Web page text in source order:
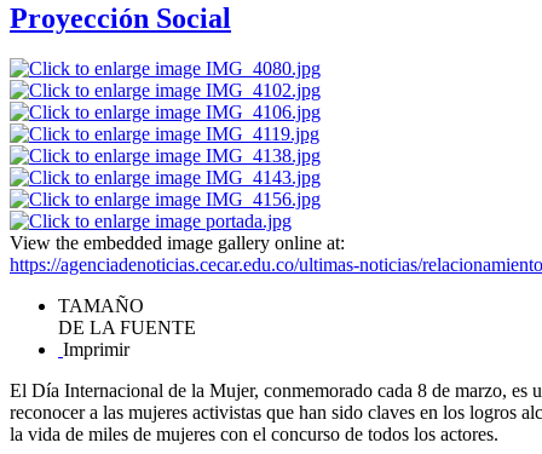
Proyección Social
View the embedded image gallery online at:
https://agenciadenoticias.cecar.edu.co/ultimas-noticias/
TAMAÑO
DE LA FUENTE
Imprimir
El Día Internacional de la Mujer, conmemorado cada 8 de marzo,
reconocer a las mujeres activistas que han sido claves en los logros
la vida de miles de mujeres con el concurso de todos los actores.